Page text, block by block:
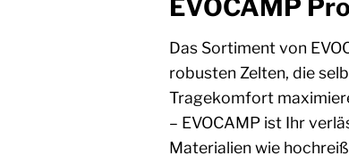
EVOCAMP
Das Sortiment von
robusten Zelten, die
Tragekomfort
– EVOCAMP ist Ihr
Materialien wie